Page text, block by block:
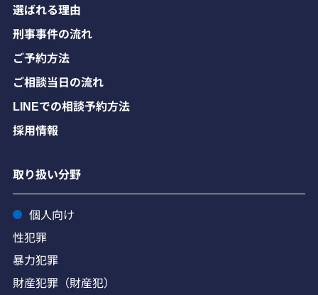
選ばれる理由
刑事事件の流れ
ご予約方法
ご相談当日の流れ
LINEでの相談予約方法
採用情報
取り扱い分野
個人向け
性犯罪
暴力犯罪
財産犯罪（財産犯）